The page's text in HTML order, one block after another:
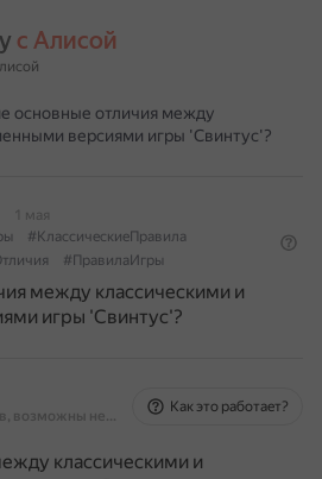
с Алисой
основные отличия между
версиями игры 'Свинтус'?
1 мая
#КлассическиеПравила
#ПравилаИгры
между классическими и
игры 'Свинтус'?
На основе источников, возможны неточности
Как это работает?
классическими и